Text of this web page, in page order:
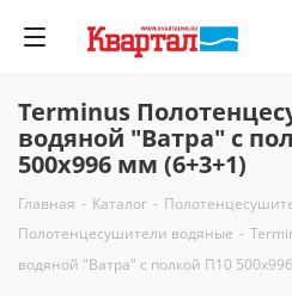
Terminus
водяной "Ватра" с
500х996 мм (6+3+1)
Главная - Каталог -
Полотенцесушители водяные -
водяной "Ватра" с полкой П10